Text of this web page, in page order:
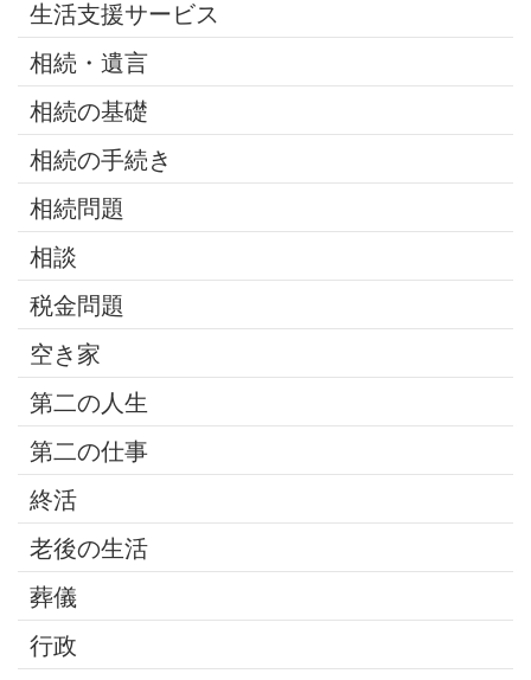
生活支援サービス
相続・遺言
相続の基礎
相続の手続き
相続問題
相談
税金問題
空き家
第二の人生
第二の仕事
終活
老後の生活
葬儀
行政